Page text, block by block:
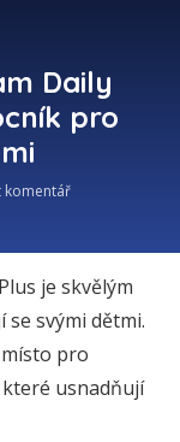
Daily
pro
komentář
je skvělým
svými dětmi.
pro
usnadňují